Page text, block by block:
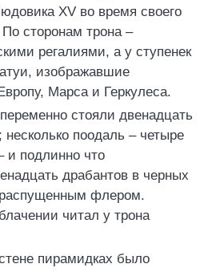
XV во время своего
сторонам трона –
регалиями, а у ступенек
изображавшие
Марса и Геркулеса.
стояли двенадцать
несколько поодаль – четыре
и подлинно что
драбантов в черных
флером.
читал у трона
пирамидках было